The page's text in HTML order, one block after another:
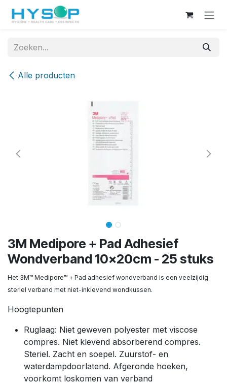
Overslaan naar inhoud
Alle producten
3M Medipore + Pad Adhesief
Wondverband 10x20cm - 25 stuks
Het 3M™ Medipore™ + Pad adhesief wondverband is een veelzijdig
steriel verband met niet-inklevend wondkussen.
Hoogtepunten
Ruglaag: Niet geweven polyester met viscose
compres. Niet klevend absorberend compres.
Steriel. Zacht en soepel. Zuurstof- en
waterdampdoorlatend. Afgeronde hoeken,
voorkomt loskomen van verband